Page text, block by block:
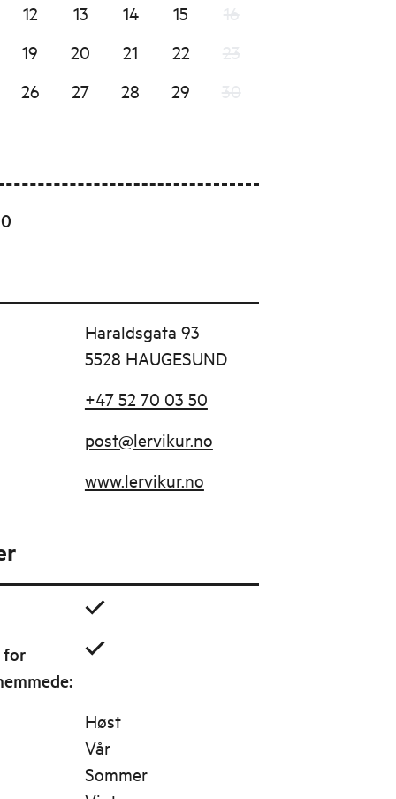
12 13 14 15
19 20 21 22
26 27 28 29
Haraldsgata 93
5528 HAUGESUND
+47 52 70 03 50
post@lervikur.no
www.lervikur.no
:
Høst
Vår
Sommer